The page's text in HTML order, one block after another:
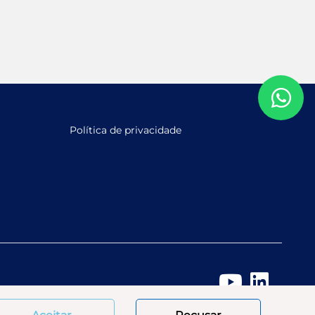
Política de privacidade